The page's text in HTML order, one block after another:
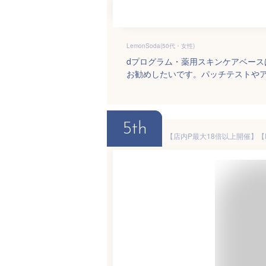
LemonSoda(50代・女性)
dプログラム・薬用スキンケアベー
お勧めしたいです。パッチテストや
5th